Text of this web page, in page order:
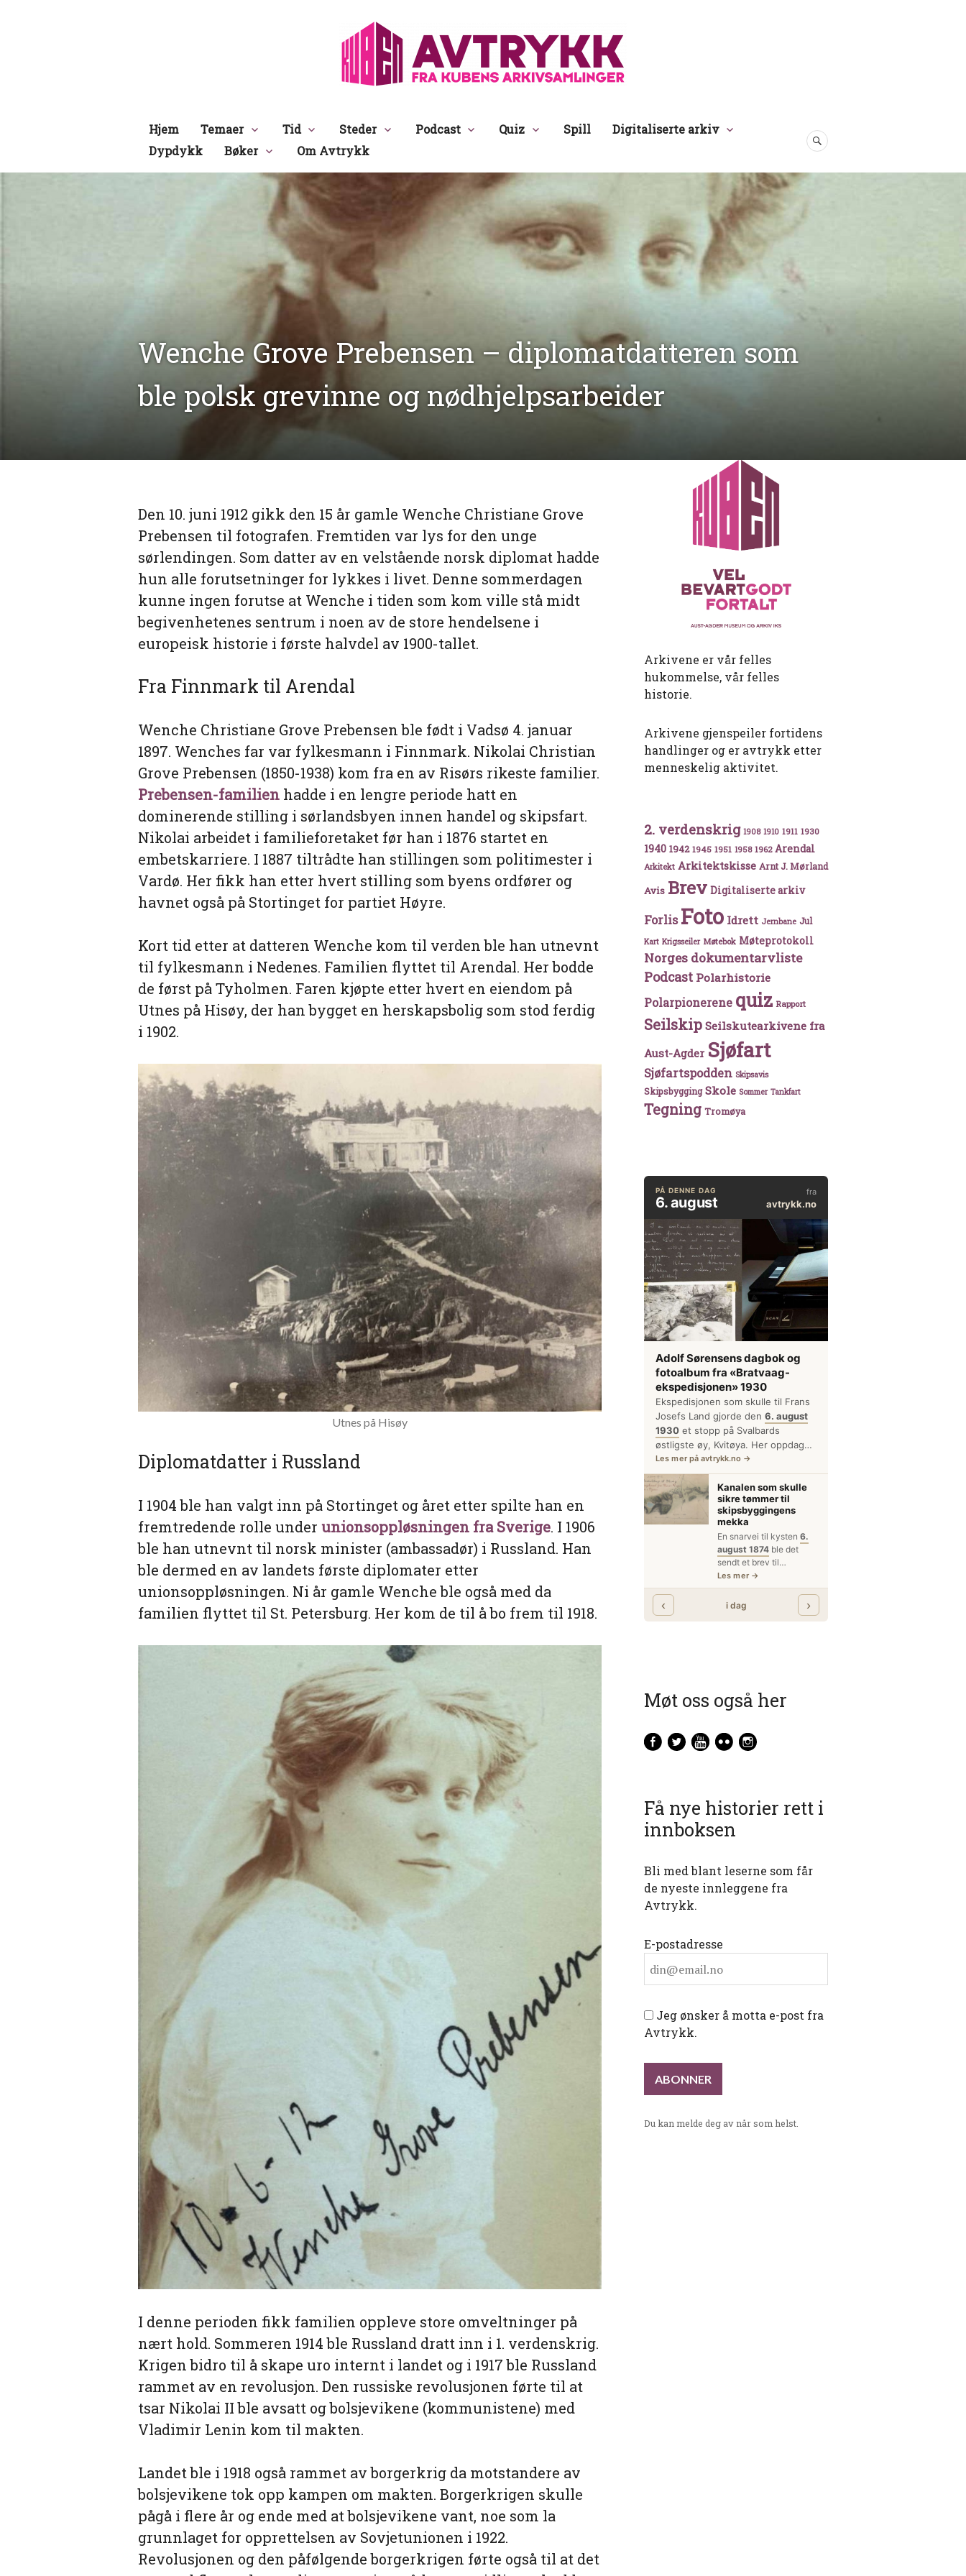
Avtrykk
Hjem Temaer Tid Steder Podcast Quiz Spill
Digitaliserte arkiv
Dypdykk
Bøker Om Avtrykk
SØK
Wenche Grove Prebensen – diplomatdatteren som
ble polsk grevinne og nødhjelpsarbeider
Den 10. juni 1912 gikk den 15 år gamle Wenche Christiane Grove
Prebensen til fotografen. Fremtiden var lys for den unge
sørlendingen. Som datter av en velstående norsk diplomat hadde
hun alle forutsetninger for lykkes i livet. Denne sommerdagen
kunne ingen forutse at Wenche i tiden som kom ville stå midt
begivenhetenes sentrum i noen av de store hendelsene i
europeisk historie i første halvdel av 1900-tallet.
Fra Finnmark til Arendal
Wenche Christiane Grove Prebensen ble født i Vadsø 4. januar
1897. Wenches far var fylkesmann i Finnmark. Nikolai Christian
Grove Prebensen (1850-1938) kom fra en av Risørs rikeste familier.
Prebensen-familien hadde i en lengre periode hatt en
dominerende stilling i sørlandsbyen innen handel og skipsfart.
Nikolai arbeidet i familieforetaket før han i 1876 startet en
embetskarriere. I 1887 tiltrådte han stillingen som politimester i
Vardø. Her fikk han etter hvert stilling som byens ordfører og
havnet også på Stortinget for partiet Høyre.
Kort tid etter at datteren Wenche kom til verden ble han utnevnt
til fylkesmann i Nedenes. Familien flyttet til Arendal. Her bodde
de først på Tyholmen. Faren kjøpte etter hvert en eiendom på
Utnes på Hisøy, der han bygget en herskapsbolig som stod ferdig
i 1902.
Utnes på Hisøy
Diplomatdatter i Russland
I 1904 ble han valgt inn på Stortinget og året etter spilte han en
fremtredende rolle under unionsoppløsningen fra Sverige. I 1906
ble han utnevnt til norsk minister (ambassadør) i Russland. Han
ble dermed en av landets første diplomater etter
unionsoppløsningen. Ni år gamle Wenche ble også med da
familien flyttet til St. Petersburg. Her kom de til å bo frem til 1918.
I denne perioden fikk familien oppleve store omveltninger på
nært hold. Sommeren 1914 ble Russland dratt inn i 1. verdenskrig.
Krigen bidro til å skape uro internt i landet og i 1917 ble Russland
rammet av en revolusjon. Den russiske revolusjonen førte til at
tsar Nikolai II ble avsatt og bolsjevikene (kommunistene) med
Vladimir Lenin kom til makten.
Landet ble i 1918 også rammet av borgerkrig da motstandere av
bolsjevikene tok opp kampen om makten. Borgerkrigen skulle
pågå i flere år og ende med at bolsjevikene vant, noe som la
grunnlaget for opprettelsen av Sovjetunionen i 1922.
Revolusjonen og den påfølgende borgerkrigen førte også til at det
Arkivene er vår felles
hukommelse, vår felles
historie.
Arkivene gjenspeiler fortidens
handlinger og er avtrykk etter
menneskelig aktivitet.
2. verdenskrig 1908 1910 1911 1930
1940 1942 1945 1951 1958 1962 Arendal
Arkitekt Arkitektskisse Arnt J. Mørland
Avis Brev Digitaliserte arkiv
Forlis Foto Idrett Jernbane Jul
Kart Krigsseiler Møtebok Møteprotokoll
Norges dokumentarvliste
Podcast Polarhistorie
Polarpionerene quiz Rapport
Seilskip Seilskutearkivene fra
Aust-Agder Sjøfart
Sjøfartspodden Skipsavis
Skipsbygging Skole Sommer Tankfart
Tegning Tromøya
Møt oss også her
Få nye historier rett i
innboksen
Bli med blant leserne som får
de nyeste innleggene fra
Avtrykk.
E-postadresse
Jeg ønsker å motta e-post fra
Avtrykk.
Du kan melde deg av når som helst.